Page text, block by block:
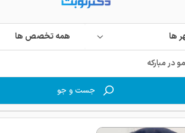
ها همه تخصص ها
جست و جو